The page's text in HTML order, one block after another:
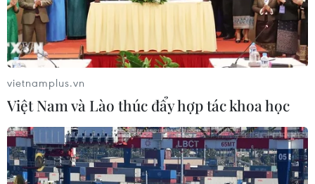
vietnamplus.vn
Việt Nam và Lào thúc đẩy hợp tác khoa học